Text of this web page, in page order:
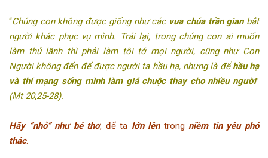
“Chúng con không được giống như các vua chúa trần gianbắt
người khác phục vụ mình. Trái lại, trong chúng con ai muốn
làm thủ lãnh thì phải làm tôi tớ mọi người, cũng như Con
Người không đến để được người ta hầu hạ, nhưng là đểhầu hạ
và thí mạng sống mình làm giá chuộc thay cho nhiều người”
(Mt 20,25-28).
Hãy “nhỏ” như bé thơ, để ta lớn lêntrong niềm tin yêu phó
thác.